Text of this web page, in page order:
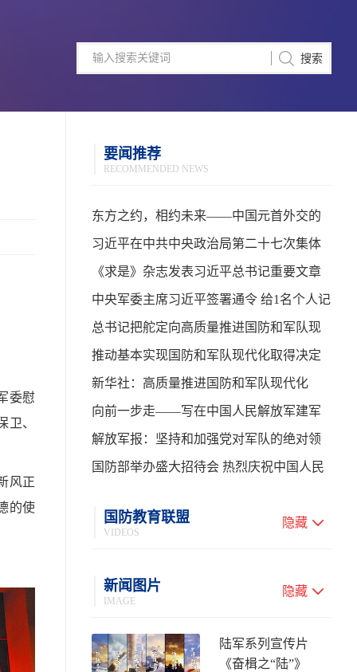
委慰
、
风正
的使
要闻推荐
RECOMMENDED NEWS
东方之约，相约未来——中国元首外交的
世界情怀与大国气派
习近平在中共中央政治局第二十七次集体
学习时强调 强化政治引领 深化创新发展 高
质量推进国防和军队现代化
《求是》杂志发表习近平总书记重要文章
中央军委主席习近平签署通令 给1名个人记
功
总书记把舵定向高质量推进国防和军队现
代化
推动基本实现国防和军队现代化取得决定
性进展——学习贯彻习主席在中共中央政
治局第二十七次集体学习时的重要讲话
新华社：高质量推进国防和军队现代化
向前一步走——写在中国人民解放军建军
99周年之际
解放军报：坚持和加强党对军队的绝对领
导 高质量推进国防和军队现代化
国防部举办盛大招待会 热烈庆祝中国人民
国防教育联盟
VIDEOS
隐藏
新闻图片
IMAGE
隐藏
陆军系列宣传片
《奋楫之“陆”》